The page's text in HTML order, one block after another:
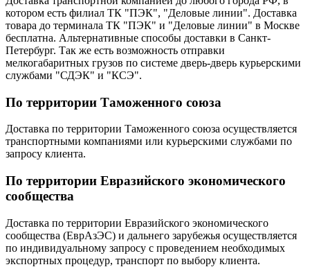
котором есть филиал ТК "ПЭК", "Деловые линии". Доставка
товара до терминала ТК "ПЭК" и "Деловые линии" в Москве
бесплатна. Альтернативные способы доставки в Санкт-
Петербург. Так же есть возможность отправки
мелкогабаритных грузов по системе дверь-дверь курьерскими
службами "СДЭК" и "КСЭ".
По территории Таможенного союза
Доставка по территории Таможенного союза осуществляется
транспортными компаниями или курьерскими службами по
запросу клиента.
По территории Евразийского экономического
сообщества
Доставка по территории Евразийского экономического
сообщества (ЕврАзЭС) и дальнего зарубежья осуществляется
по индивидуальному запросу с проведением необходимых
экспортных процедур, транспорт по выбору клиента.